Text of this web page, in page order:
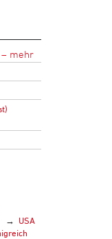
USA